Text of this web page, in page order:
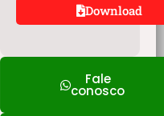
Download
Fale
conosco